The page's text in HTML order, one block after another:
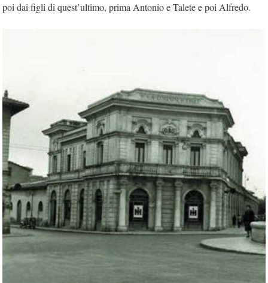
poi dai figli di quest’ultimo, prima Antonio e Talete e poi Alfredo.